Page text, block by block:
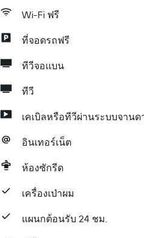
Wi-Fi ฟรี
ที่จอดรถฟรี
ทีวีจอแบน
ทีวี
เคเบิลหรือทีวีผ่านระบบจานด
อินเทอร์เน็ต
ห้องซักรีด
เครื่องเป่าผม
แผนกต้อนรับ 24 ชม.